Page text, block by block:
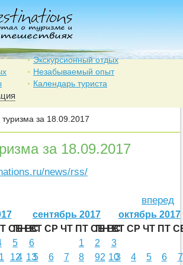
Экскурсионный отдых
Незабываемый опыт
Календарь туриста
за 18.09.2017
за 18.09.2017
news/rss/
вперед
СБ ВС
5
6
12
13
сентябрь 2017
ПН ВТ СР ЧТ ПТ СБ ВС
1
2
3
4
5 6 7 8 9
10
октябрь 2017
ПН ВТ СР ЧТ ПТ
2 3 4 5 6
7